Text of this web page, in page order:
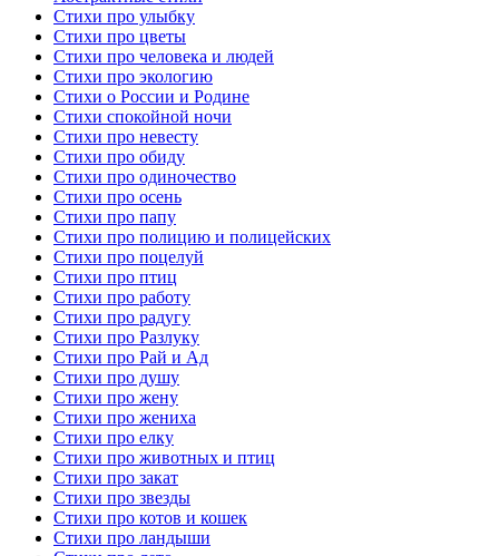
Стихи про улыбку
Стихи про цветы
Стихи про человека и людей
Стихи про экологию
Стихи о России и Родине
Стихи спокойной ночи
Стихи про невесту
Стихи про обиду
Стихи про одиночество
Стихи про осень
Стихи про папу
Стихи про полицию и полицейских
Стихи про поцелуй
Стихи про птиц
Стихи про работу
Стихи про радугу
Стихи про Разлуку
Стихи про Рай и Ад
Стихи про душу
Стихи про жену
Стихи про жениха
Стихи про елку
Стихи про животных и птиц
Стихи про закат
Стихи про звезды
Стихи про котов и кошек
Стихи про ландыши